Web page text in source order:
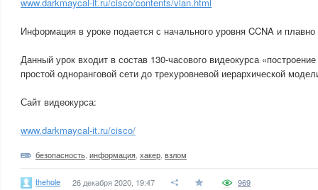
Информация в уроке подается с начального уровня CCNA и
Данный урок входит в состав 130-часового видеокурса
простой одноранговой сети до трехуровневой иерархической
Сайт видеокурса:
www.darkmaycal-it.ru/cisco/
безопасность информация хакер взлом
thehole 26 декабря 2020, 19:47 969